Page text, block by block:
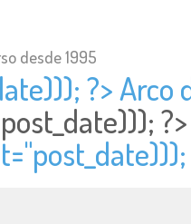
desde 1995
?> Arco
post_date))); ?>